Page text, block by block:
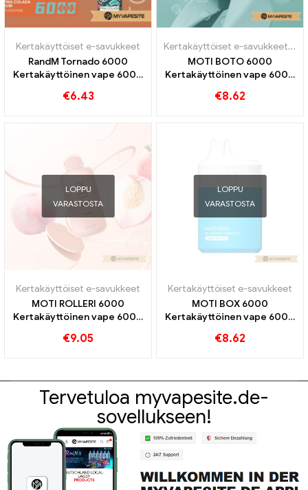
Kertakäyttöiset e-savukkeet
RandM Tornado 6000
Kertakäyttöinen vape 6000
€6.43
Kertakäyttöiset e-savukkeet
,
MOTI BOTO 6000
Kertakäyttöinen vape 6000
€8.62
LOPPU
VARASTOSTA
Kertakäyttöiset e-savukkeet
MOTI ROLLERI 6000
Kertakäyttöinen vape 6000
€9.05
LOPPU
VARASTOSTA
Kertakäyttöiset e-savukkeet
MOTI BOX 6000
Kertakäyttöinen vape 6000
€8.62
Tervetuloa myvapesite.de-
sovellukseen!